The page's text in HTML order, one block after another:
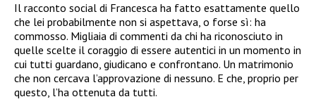
Il racconto social di Francesca ha fatto esattamente quello
che lei probabilmente non si aspettava, o forse sì: ha
commosso. Migliaia di commenti da chi ha riconosciuto in
quelle scelte il coraggio di essere autentici in un momento in
cui tutti guardano, giudicano e confrontano. Un matrimonio
che non cercava l’approvazione di nessuno. E che, proprio per
questo, l’ha ottenuta da tutti.